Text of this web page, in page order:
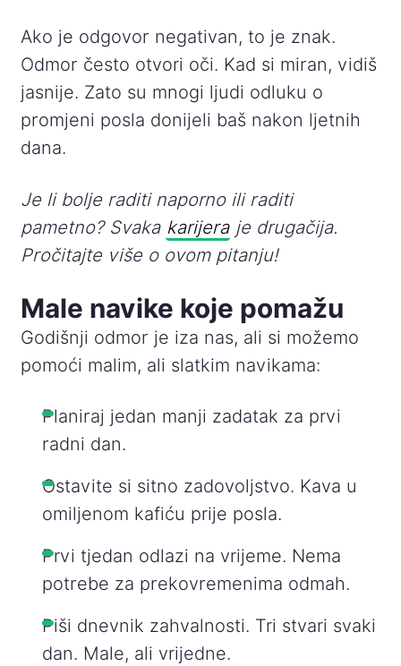
Ako je odgovor negativan, to je znak.
Odmor često otvori oči. Kad si miran, vidiš
jasnije. Zato su mnogi ljudi odluku o
promjeni posla donijeli baš nakon ljetnih
dana.
Je li bolje raditi naporno ili raditi
pametno? Svaka karijeraje drugačija.
Pročitajte više o ovom pitanju!
Male navike koje pomažu
Godišnji odmor je iza nas, ali si možemo
pomoći malim, ali slatkim navikama:
Planiraj jedan manji zadatak za prvi
radni dan.
Ostavite si sitno zadovoljstvo. Kava u
omiljenom kafiću prije posla.
Prvi tjedan odlazi na vrijeme. Nema
potrebe za prekovremenima odmah.
Piši dnevnik zahvalnosti. Tri stvari svaki
dan. Male, ali vrijedne.